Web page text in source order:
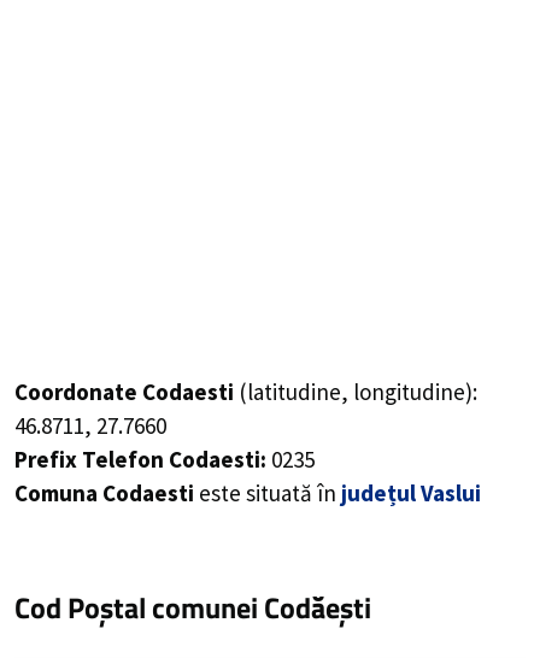
Coordonate Codaesti (latitudine, longitudine):
46.8711, 27.7660
Prefix Telefon Codaesti: 0235
Comuna Codaesti este situată în județul Vaslui
Cod Poștal comunei Codăești